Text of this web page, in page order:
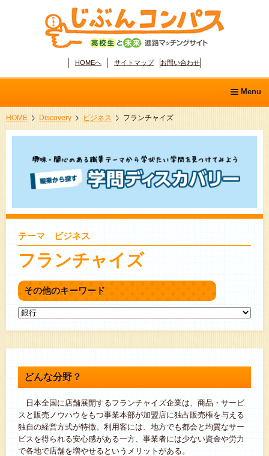
HOMEへ サイトマップ お問い合わせ
Menu
ホーム
分野別職業ガイド
HOME Discovery ビジネス フランチャイズ
テーマ ビジネス
フランチャイズ
その他のキーワード
どんな分野？
日本全国に店舗展開するフランチャイズ企業は、商品・サービ
スと販売ノウハウをもつ事業本部が加盟店に独占販売権を与える
独自の経営方式が特徴。利用客には、地方でも都会と均質なサー
ビスを得られる安心感がある一方、事業者には少ない資金や労力
で各地で店舗を増やせるというメリットがある。